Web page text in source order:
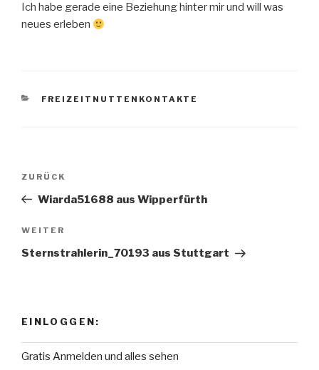
Ich habe gerade eine Beziehung hinter mir und will was
neues erleben
KATEGORIEN
FREIZEITNUTTENKONTAKTE
Beitragsnavigation
Vorheriger
Beitrag
ZURÜCK
Wiarda51688 aus Wipperfürth
Nächster
Beitrag
WEITER
Sternstrahlerin_70193 aus Stuttgart
EINLOGGEN:
Gratis Anmelden und alles sehen